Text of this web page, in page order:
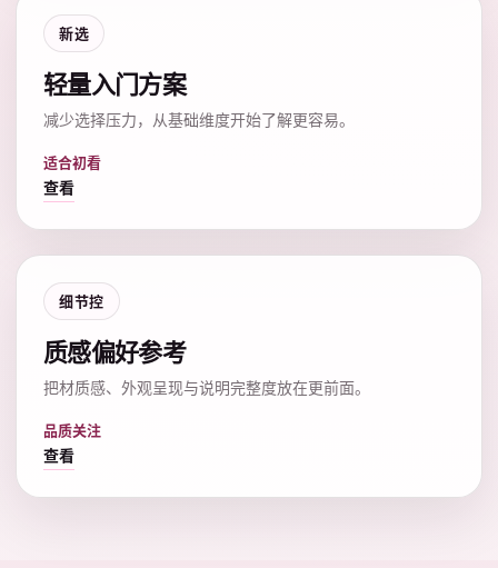
新选
轻量入门方案
减少选择压力，从基础维度开始了解更容易。
适合初看
查看
细节控
质感偏好参考
把材质感、外观呈现与说明完整度放在更前面。
品质关注
查看